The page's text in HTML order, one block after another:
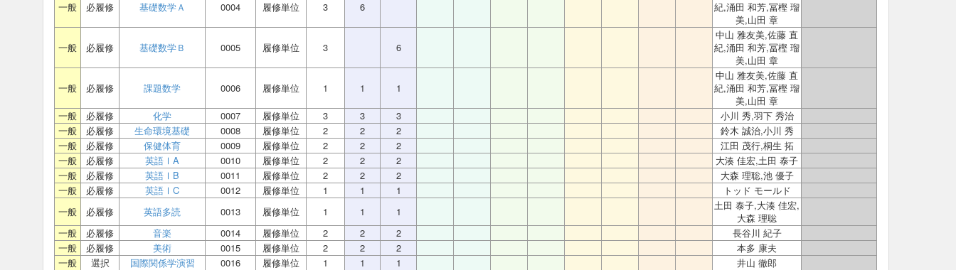
一般 必履修 基礎数学Ａ 0004 履修単位 3 6
紀,涌田 和芳,冨樫 瑠
美,山田 章
一般 必履修 基礎数学Ｂ 0005 履修単位 3 6
中山 雅友美,佐藤 直
紀,涌田 和芳,冨樫 瑠
美,山田 章
一般 必履修 課題数学 0006 履修単位 1 1 1
中山 雅友美,佐藤 直
紀,涌田 和芳,冨樫 瑠
美,山田 章
一般
必履修 化学 0007 履修単位 3 3 3
小川 秀,羽下 秀治
一般
必履修 生命環境基礎 0008 履修単位 2 2 2
鈴木 誠治,小川 秀
一般
必履修 保健体育 0009 履修単位 2 2 2
江田 茂行,桐生 拓
一般
必履修 英語ⅠA 0010 履修単位 2 2 2
大湊 佳宏,土田 泰子
一般
必履修 英語ⅠB 0011 履修単位 2 2 2
大森 理聡,池 優子
一般
必履修 英語ⅠC 0012 履修単位 1 1 1
トッド モールド
一般
必履修 英語多読 0013 履修単位 1 1 1
土田 泰子,大湊 佳宏,
大森 理聡
一般
必履修 音楽 0014 履修単位 2 2 2
長谷川 紀子
一般
必履修 美術 0015 履修単位 2 2 2
本多 康夫
一般
選択 国際関係学演習 0016 履修単位 1 1 1 井山 徹郎